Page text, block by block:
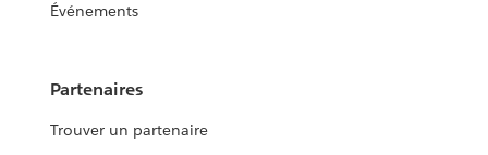
Événements
Partenaires
Trouver un partenaire